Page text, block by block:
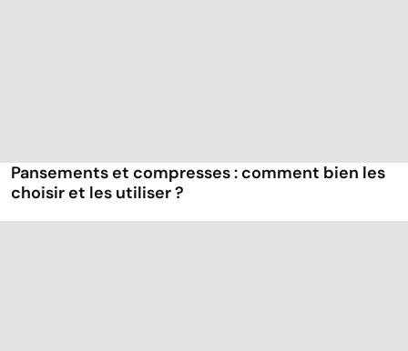
Pansements et compresses : comment bien les
choisir et les utiliser ?